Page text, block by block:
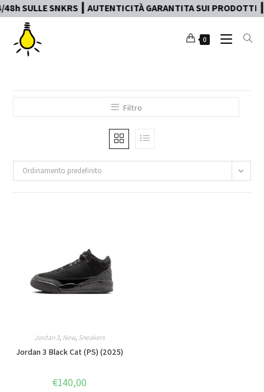
SNKRS ┃ AUTENTICITÀ GARANTITA SUI
0
Filtro
Ordinamento predefinito
Jordan 3, New, Sneakers
Jordan 3 Black Cat (PS) (2025)
€140,00